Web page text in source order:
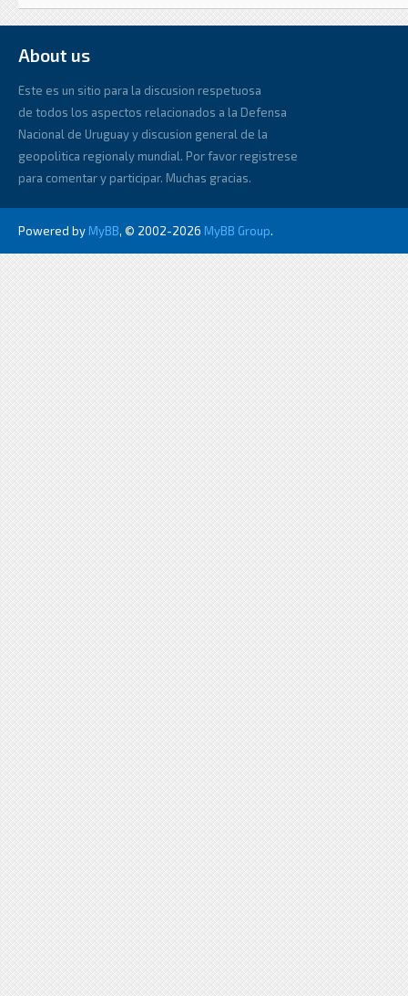
About us
Este es un sitio para la discusion respetuosa
de todos los aspectos relacionados a la Defensa
Nacional de Uruguay y discusion general de la
geopolitica regionaly mundial. Por favor registrese
para comentar y participar. Muchas gracias.
Powered by MyBB, © 2002-2026 MyBB Group.